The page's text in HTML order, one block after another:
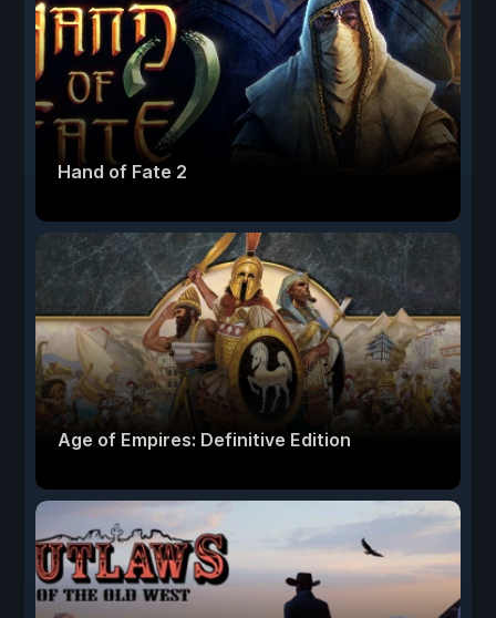
Hand of Fate 2
Age of Empires: Definitive Edition